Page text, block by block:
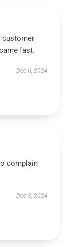
customer
fast.
Dec 6, 2024
complain
Dec 3, 2024